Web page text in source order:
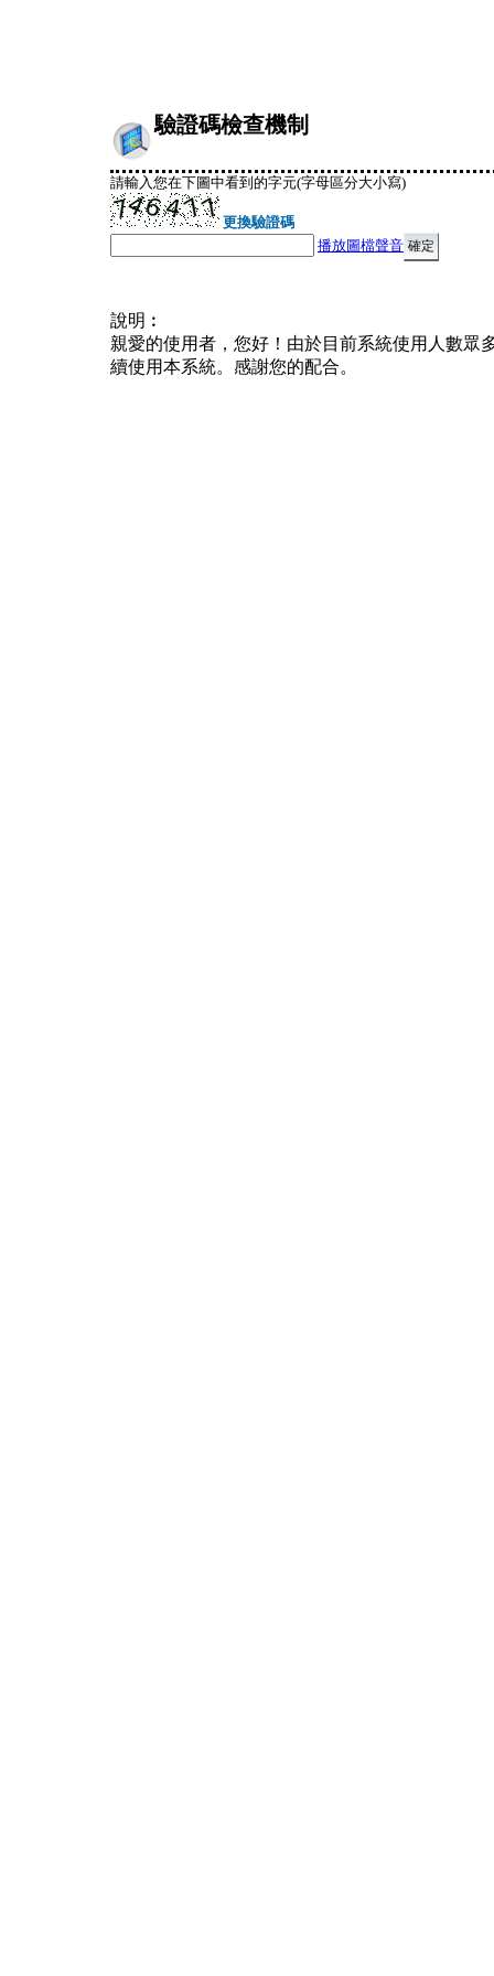
驗證碼檢查機制
請輸入您在下圖中看到的字元(字母區分大小寫)
更換驗證碼
播放圖檔聲音
說明︰
親愛的使用者，您好！由於目前系統使用人數眾
續使用本系統。感謝您的配合。